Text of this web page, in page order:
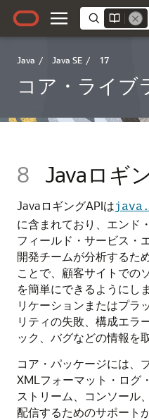
Java / Java SE / 17
コア・ライブ
8 Javaロギ
JavaロギングAPIは
に含まれており、エンド
フィールド・サービス・
開発チームが分析するた
ことで、顧客サイトでの
を簡単にできるようにし
リケーションまたはプラ
リティの失敗、構成エラ
ック、バグなどの情報を
コア・パッケージには、
XMLフォーマット・ログ
ストリーム、コンソール
配信するためのサポート